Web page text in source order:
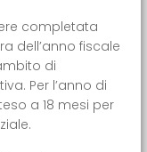
completata
dell’anno fiscale
di
Per l’anno di
a 18 mesi per